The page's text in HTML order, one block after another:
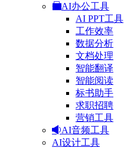
AI办公工具
AI PPT工具
工作效率
数据分析
文档处理
智能翻译
智能阅读
标书助手
求职招聘
营销工具
AI音频工具
AI设计工具